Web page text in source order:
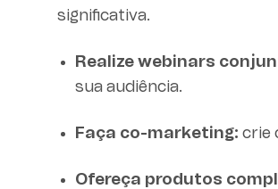
significativa.
Realize webinars
sua audiência.
Faça co-marketing: crie
Ofereça produtos